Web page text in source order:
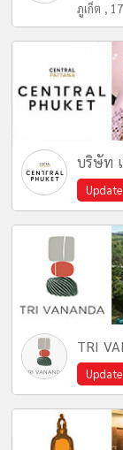
ภูเก็ต ,
บริษัท
Update
TRI
Update